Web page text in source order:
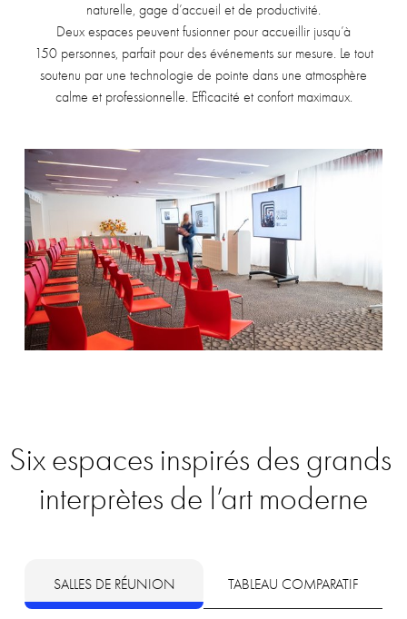
naturelle, gage d’accueil et de productivité.
Deux espaces peuvent fusionner pour accueillir jusqu’à
150 personnes, parfait pour des événements sur mesure. Le tout
soutenu par une technologie de pointe dans une atmosphère
calme et professionnelle. Efficacité et confort maximaux.
Six espaces inspirés des grands
interprètes de l’art moderne
SALLES DE RÉUNION TABLEAU COMPARATIF